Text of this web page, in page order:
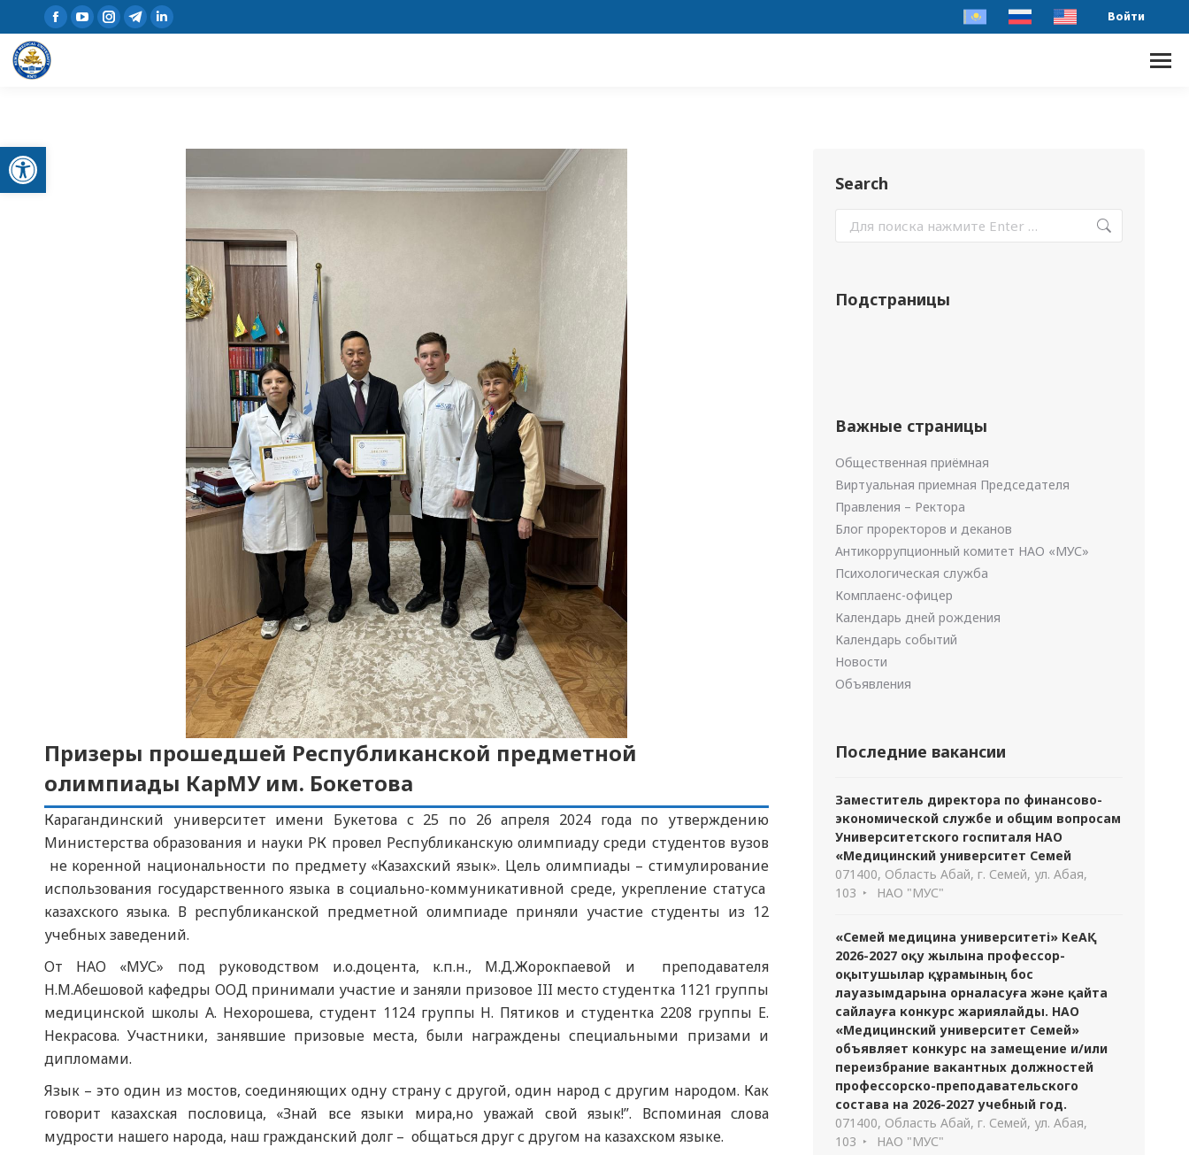
Открыть панель инструментов
Войти
Призеры прошедшей Республиканской предметной
олимпиады КарМУ им. Бокетова
Карагандинский университет имени Букетова с 25 по 26 апреля 2024 года по утверждению
Министерства образования и науки РК провел Республиканскую олимпиаду среди студентов вузов
не коренной национальности по предмету «Казахский язык». Цель олимпиады – стимулирование
использования государственного языка в социально-коммуникативной среде, укрепление статуса
казахского языка. В республиканской предметной олимпиаде приняли участие студенты из 12
учебных заведений.
От НАО «МУС» под руководством и.о.доцента, к.п.н., М.Д.Жорокпаевой и преподавателя
Н.М.Абешовой кафедры ООД принимали участие и заняли призовое III место студентка 1121 группы
медицинской школы А. Нехорошева, студент 1124 группы Н. Пятиков и студентка 2208 группы Е.
Некрасова. Участники, занявшие призовые места, были награждены специальными призами и
дипломами.
Язык – это один из мостов, соединяющих одну страну с другой, один народ с другим народом. Как
говорит казахская пословица, «Знай все языки мира,но уважай свой язык!”. Вспоминая слова
мудрости нашего народа, наш гражданский долг – общаться друг с другом на казахском языке.
Search
Подстраницы
Важные страницы
Общественная приёмная
Виртуальная приемная Председателя
Правления – Ректора
Блог проректоров и деканов
Антикоррупционный комитет НАО «МУС»
Психологическая служба
Комплаенс-офицер
Календарь дней рождения
Календарь событий
Новости
Объявления
Последние вакансии
Заместитель директора по финансово-
экономической службе и общим вопросам
Университетского госпиталя НАО
«Медицинский университет Семей
071400, Область Абай, г. Семей, ул. Абая,
103
НАО "МУС"
«Семей медицина университеті» КеАҚ
2026-2027 оқу жылына профессор-
оқытушылар құрамының бос
лауазымдарына орналасуға және қайта
сайлауға конкурс жариялайды. НАО
«Медицинский университет Семей»
объявляет конкурс на замещение и/или
переизбрание вакантных должностей
профессорско-преподавательского
состава на 2026-2027 учебный год.
071400, Область Абай, г. Семей, ул. Абая,
103
НАО "МУС"